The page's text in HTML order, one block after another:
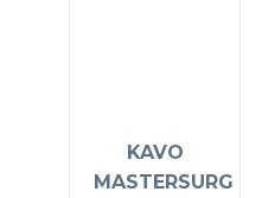
KAVO
MASTERSURG